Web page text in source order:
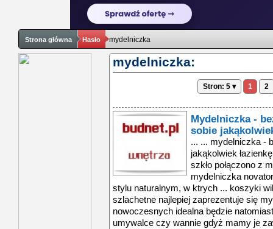
Strona główna Hasło mydelniczka
mydelniczka:
Stron: 5 ▾ 1 2
Mydelniczka -
sobie
... ... mydelniczka -
jakąkolwiek
szkło połączono z
mydelniczka
stylu naturalnym, w ktrych ... koszyki
szlachetne najlepiej zaprezentuje się
nowoczesnych idealna będzie
umywalce czy wannie gdyż mamy je